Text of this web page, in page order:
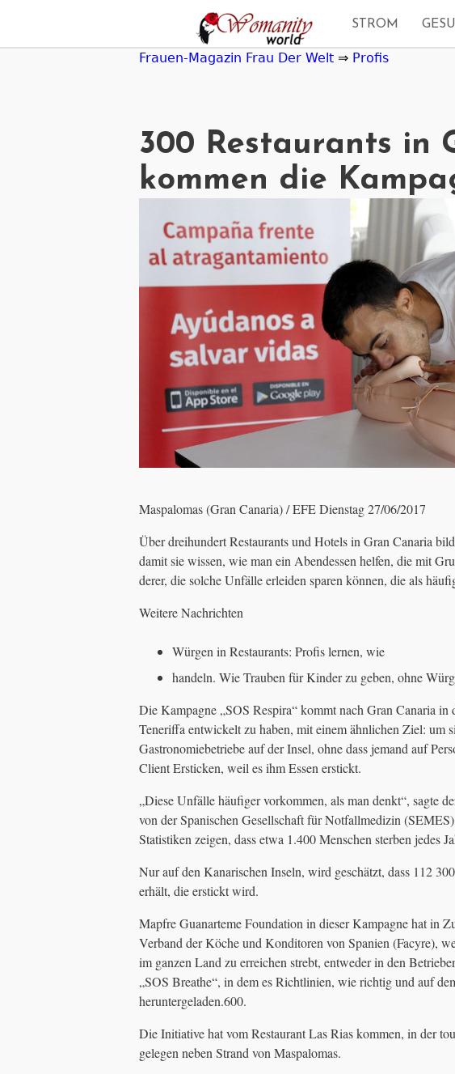
navigation
STROM
Frauen-Magazin Frau Der Welt ⇒ Profis
300 Restaurants in
kommen die
Maspalomas (Gran Canaria) / EFE Dienstag 27/06/2017
Über dreihundert Restaurants und Hotels in Gran Canaria
damit sie wissen, wie man ein Abendessen helfen, die mit
derer, die solche Unfälle erleiden sparen können, die als
Weitere Nachrichten
Würgen in Restaurants: Profis lernen, wie
handeln. Wie Trauben für Kinder zu geben, ohne
Die Kampagne „SOS Respira“ kommt nach Gran Canaria in
Teneriffa entwickelt zu haben, mit einem ähnlichen Ziel: um
Gastronomiebetriebe auf der Insel, ohne dass jemand auf
Client Ersticken, weil es ihm Essen erstickt.
„Diese Unfälle häufiger vorkommen, als man denkt“, sagte
von der Spanischen Gesellschaft für Notfallmedizin
Statistiken zeigen, dass etwa 1.400 Menschen sterben jedes
Nur auf den Kanarischen Inseln, wird geschätzt, dass 112
erhält, die erstickt wird.
Mapfre Guanarteme Foundation in dieser Kampagne hat in
Verband der Köche und Konditoren von Spanien (Facyre),
im ganzen Land zu erreichen strebt, entweder in den
„SOS Breathe“, in dem es Richtlinien, wie richtig und auf
heruntergeladen.600.
Die Initiative hat vom Restaurant Las Rias kommen, in der
gelegen neben Strand von Maspalomas.